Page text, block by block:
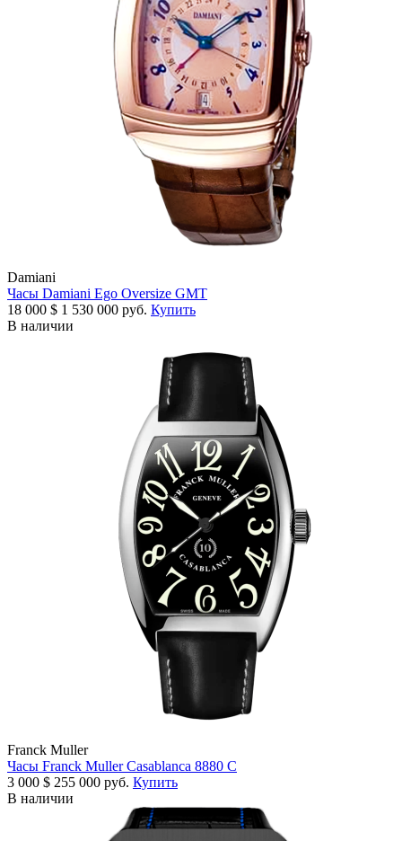
Damiani
Часы Damiani Ego Oversize GMT
18 000 $ 1 530 000 руб. Купить
В наличии
Franck Muller
Часы Franck Muller Casablanca 8880 C
3 000 $ 255 000 руб. Купить
В наличии